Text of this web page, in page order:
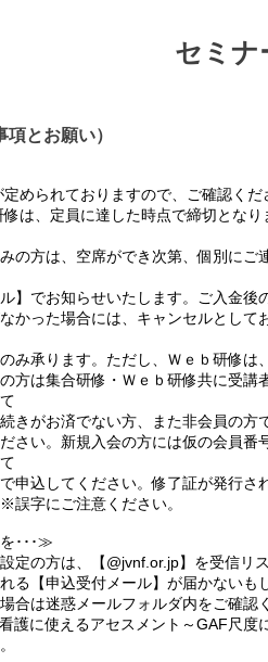
セミナ
とお願い）
められておりますので、ご確認くだ
は、定員に達した時点で締切となり
の方は、空席ができ次第、個別にご
】でお知らせいたします。ご入金後
かった場合には、キャンセルとして
み承ります。ただし、Ｗｅｂ研修は
方は集合研修・Ｗｅｂ研修共に受講
きがお済でない方、また非会員の方
さい。新規入会の方には仮の会員番
申込してください。修了証が発行さ
字にご注意ください。
･･･≫
定の方は、【@jvnf.or.jp】を受信リ
る【申込受付メール】が届かないも
合は迷惑メールフォルダ内をご確認
護に使えるアセスメント～GAF尺